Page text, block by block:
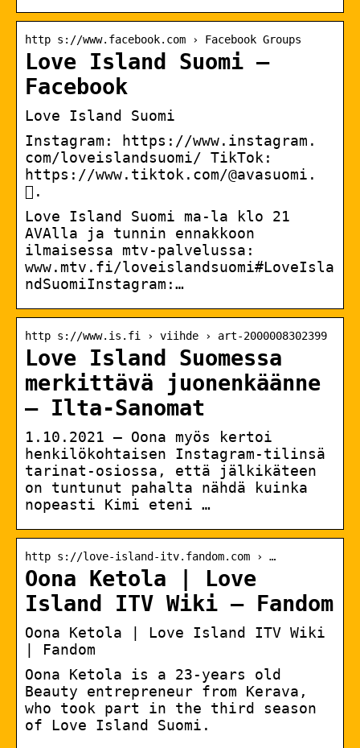
http s://www.facebook.com › Facebook Groups
Love Island Suomi –
Facebook
Love Island Suomi
Instagram: https://www.instagram.
com/loveislandsuomi/ TikTok:
https://www.tiktok.com/@avasuomi.
󰟠.
Love Island Suomi ma-la klo 21
AVAlla ja tunnin ennakkoon
ilmaisessa mtv-palvelussa:
www.mtv.fi/loveislandsuomi#LoveIsla
ndSuomiInstagram:…
http s://www.is.fi › viihde › art-2000008302399
Love Island Suomessa
merkittävä juonenkäänne
– Ilta-Sanomat
1.10.2021 — Oona myös kertoi
henkilökohtaisen Instagram-tilinsä
tarinat-osiossa, että jälkikäteen
on tuntunut pahalta nähdä kuinka
nopeasti Kimi eteni …
http s://love-island-itv.fandom.com › …
Oona Ketola | Love
Island ITV Wiki – Fandom
Oona Ketola | Love Island ITV Wiki
| Fandom
Oona Ketola is a 23-years old
Beauty entrepreneur from Kerava,
who took part in the third season
of Love Island Suomi.